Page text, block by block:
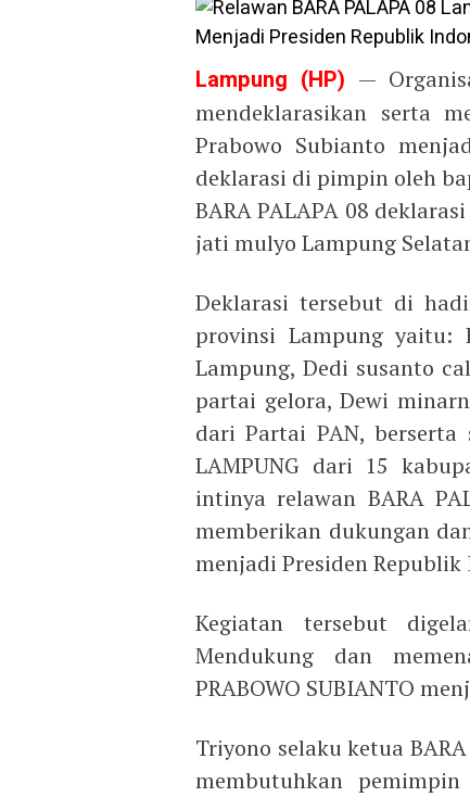
Lampung (HP) —
mendeklarasikan serta
Prabowo Subianto
deklarasi di pimpin oleh
BARA PALAPA 08
jati mulyo Lampung
Deklarasi tersebut di
provinsi Lampung yaitu:
Lampung, Dedi susanto
partai gelora, Dewi
dari Partai PAN, berserta
LAMPUNG dari 15
intinya relawan BARA
memberikan dukungan
menjadi Presiden Republik
Kegiatan tersebut
Mendukung dan
PRABOWO SUBIANTO
Triyono selaku ketua
membutuhkan